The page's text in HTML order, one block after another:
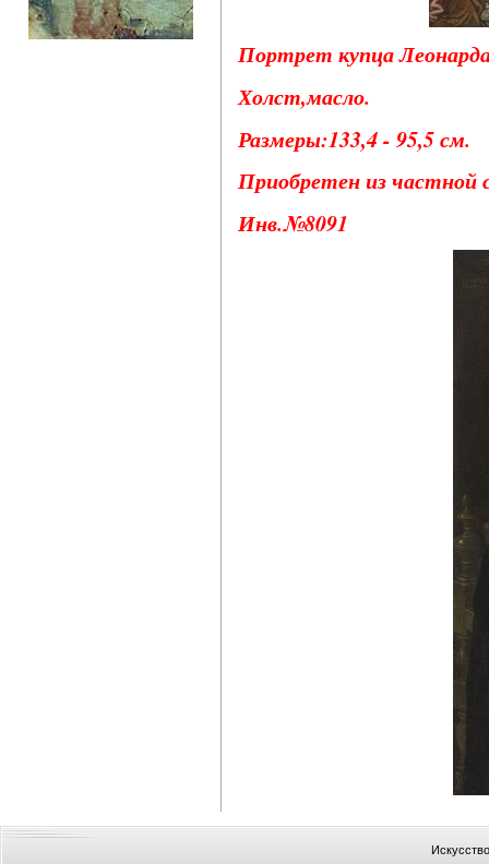
Портрет купца
Холст,масло.
Размеры:133,4 - 95,5 см.
Приобретен из частной
Инв.№8091